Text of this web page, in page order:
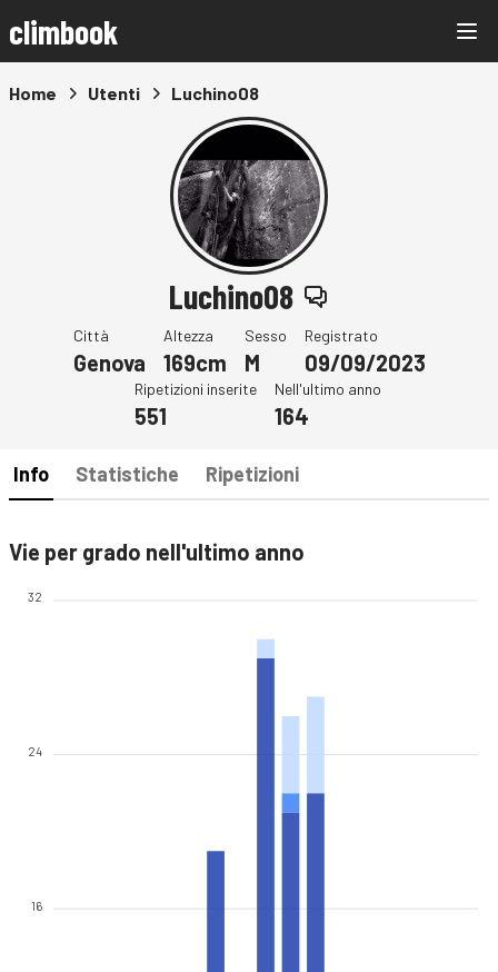
climbook
Home Utenti Luchino08
Luchino08
Città
Genova
Altezza
169cm
Sesso
M
Registrato
09/09/2023
Ripetizioni inserite
551
Nell'ultimo anno
164
Info Statistiche Ripetizioni
Vie per grado nell'ultimo anno
32
24
16